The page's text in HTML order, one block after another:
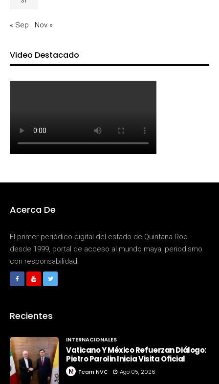
« Sep Nov »
Video Destacado
Acerca De
El primer periódico digital del estado de Quintana Roo
desde 1999, portal de acceso al mundo maya, periodismo
con responsabilidad.
Recientes
INTERNACIONALES
Vaticano Y México Refuerzan Diálogo:
Pietro Parolin Inicia Visita Oficial
Team NVC Ago 05, 2026